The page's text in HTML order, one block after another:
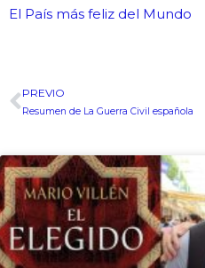
El País más feliz del Mundo
Ant
PREVIO
Resumen de La Guerra Civil española